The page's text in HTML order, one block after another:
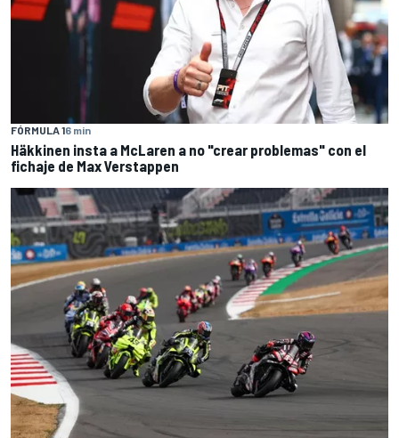
FÓRMULA 16 min
Häkkinen insta a McLaren a no "crear problemas" con el
fichaje de Max Verstappen